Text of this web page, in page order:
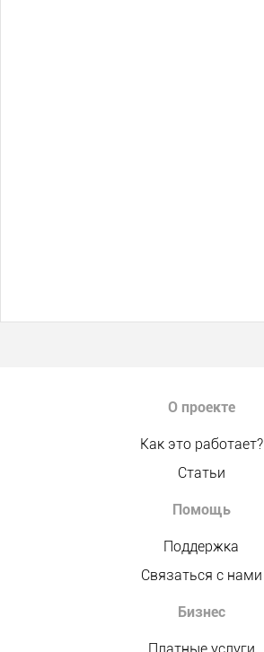
О проекте
Как это работает?
Статьи
Помощь
Поддержка
Связаться с нами
Бизнес
Платные услуги